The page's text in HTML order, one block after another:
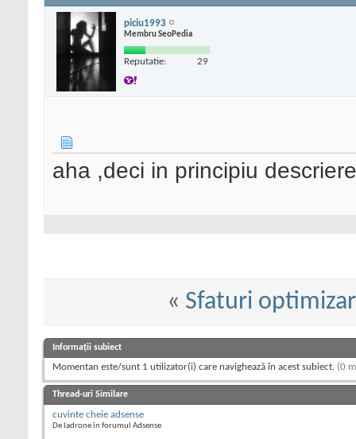
piciu1993
Membru SeoPedia
Reputatie: 29
aha ,deci in principiu
« Sfaturi
Informații subiect
Momentan este/sunt 1 utilizator(i) care navighează în acest subiect. (0
Thread-uri Similare
cuvinte cheie adsense
De ladrone în forumul Adsense